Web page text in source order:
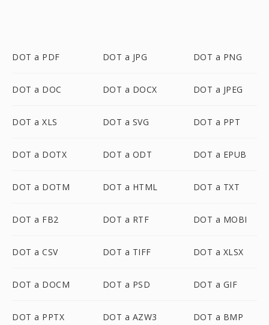
DOT a PDF DOT a JPG DOT a PNG
DOT a DOC DOT a DOCX DOT a JPEG
DOT a XLS DOT a SVG DOT a PPT
DOT a DOTX DOT a ODT DOT a EPUB
DOT a DOTM DOT a HTML DOT a TXT
DOT a FB2 DOT a RTF DOT a MOBI
DOT a CSV DOT a TIFF DOT a XLSX
DOT a DOCM DOT a PSD DOT a GIF
DOT a PPTX DOT a AZW3 DOT a BMP